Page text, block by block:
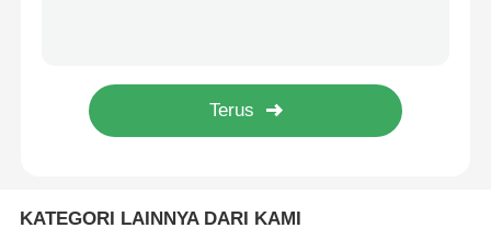
Pengukur tekanan kontak listrik
KATEGORI LAINNYA DARI KAMI